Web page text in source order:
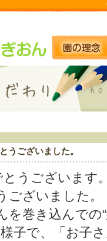
うございました。
うございます
ございました
を巻き込んでの
子で、「お子